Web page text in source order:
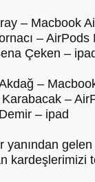
– Macbook
– AirPods
Çeken –
–
–
– ipad
yanından
kardeşlerimizi